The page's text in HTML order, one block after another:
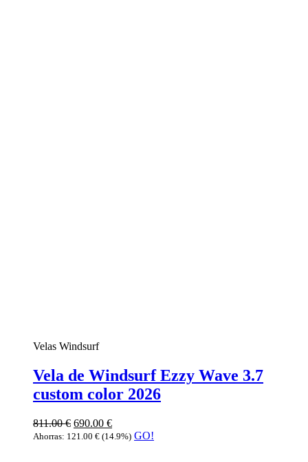
Velas Windsurf
Vela de Windsurf Ezzy Wave 3.7
custom color 2026
811.00€ 690.00 €
Ahorras: 121.00 € (14.9%) GO!